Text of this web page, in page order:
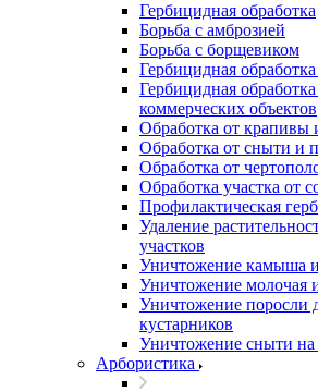
Гербицидная обработка
Борьба с амброзией
Борьба с борщевиком
Гербицидная обработка
Гербицидная
коммерческих объектов
Обработка от крапивы
Обработка от сныти и
Обработка от
Обработка участка от
Профилактическая
Удаление
участков
Уничтожение камыша и
Уничтожение молочая
Уничтожение поросли
кустарников
Уничтожение сныти на
Арбористика